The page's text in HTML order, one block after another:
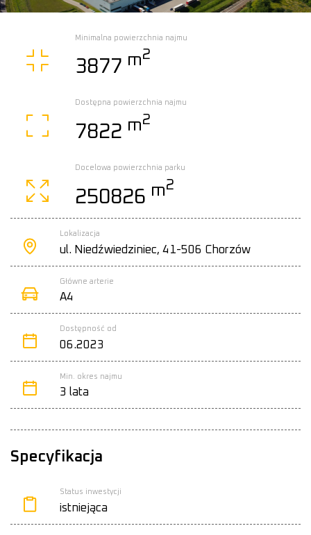
Minimalna powierzchnia najmu
3877 m2
Dostępna powierzchnia najmu
7822 m2
Docelowa powierzchnia parku
250826 m2
Lokalizacja
ul. Niedźwiedziniec, 41-506 Chorzów
Główne arterie
A4
Dostępność od
06.2023
Min. okres najmu
3 lata
Specyfikacja
Status inwestycji
istniejąca